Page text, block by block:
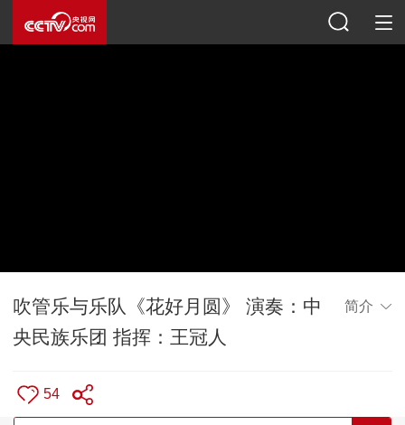
吹管乐与乐队《花好月圆》 演奏：中
央民族乐团 指挥：王冠人
简介
54